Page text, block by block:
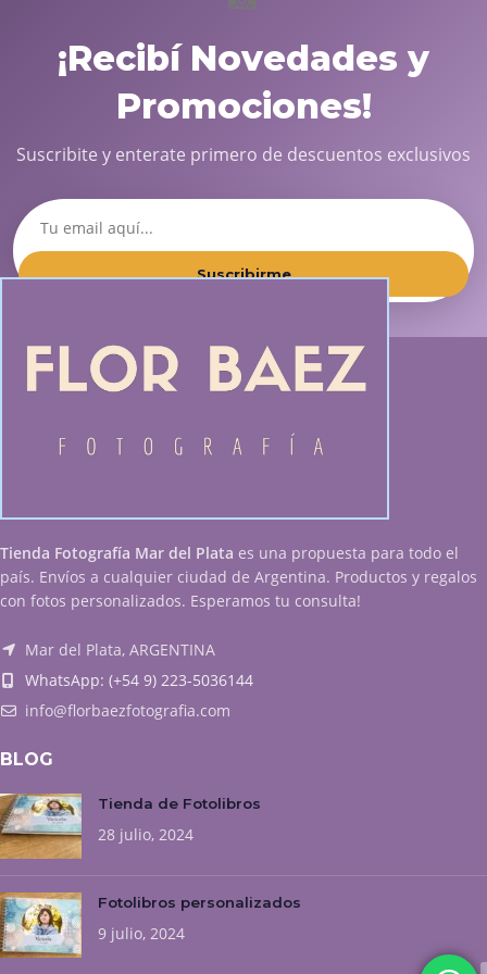
¡Recibí Novedades y
Promociones!
Suscribite y enterate primero de descuentos exclusivos
Suscribirme
Tienda Fotografía Mar del Plata es una propuesta para todo el
país. Envíos a cualquier ciudad de Argentina. Productos y regalos
con fotos personalizados. Esperamos tu consulta!
Mar del Plata, ARGENTINA
WhatsApp: (+54 9) 223-5036144
info@florbaezfotografia.com
BLOG
Tienda de Fotolibros
28 julio, 2024
Fotolibros personalizados
9 julio, 2024